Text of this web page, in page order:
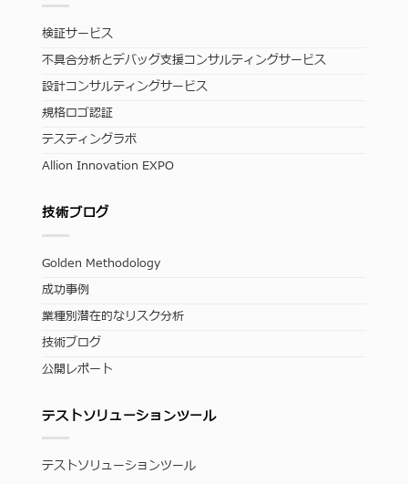
検証サービス
不具合分析とデバッグ支援コンサルティングサービス
設計コンサルティングサービス
規格ロゴ認証
テスティングラボ
Allion Innovation EXPO
技術ブログ
Golden Methodology
成功事例
業種別潜在的なリスク分析
技術ブログ
公開レポート
テストソリューションツール
テストソリューションツール